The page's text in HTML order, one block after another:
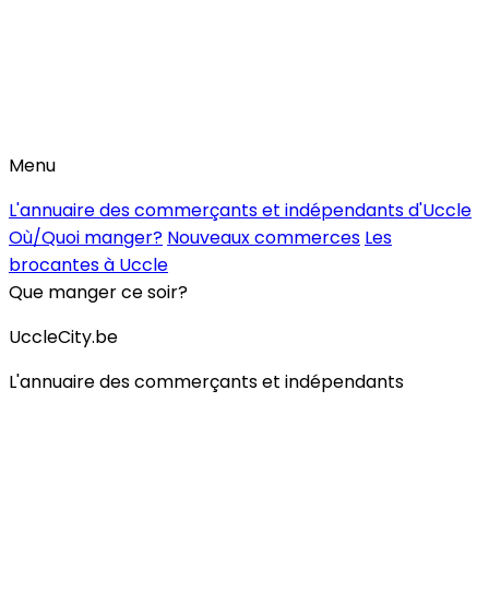
Menu
L'annuaire des commerçants et indépendants d'Uccle
Où/Quoi manger? Nouveaux commerces Les
brocantes à Uccle
Que manger ce soir?
UccleCity.be
L'annuaire des commerçants et indépendants